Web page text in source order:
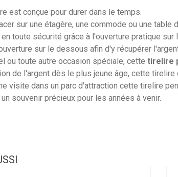
est conçue pour durer dans le temps.
sur une étagère, une commode ou une table
toute sécurité grâce à l'ouverture pratique sur
sur le dessous afin d'y récupérer
ou toute autre occasion spéciale, cette tirelire
de l'argent dès le plus jeune âge, cette
visite dans un parc d'attraction cette tirelire
souvenir précieux pour les années à venir.